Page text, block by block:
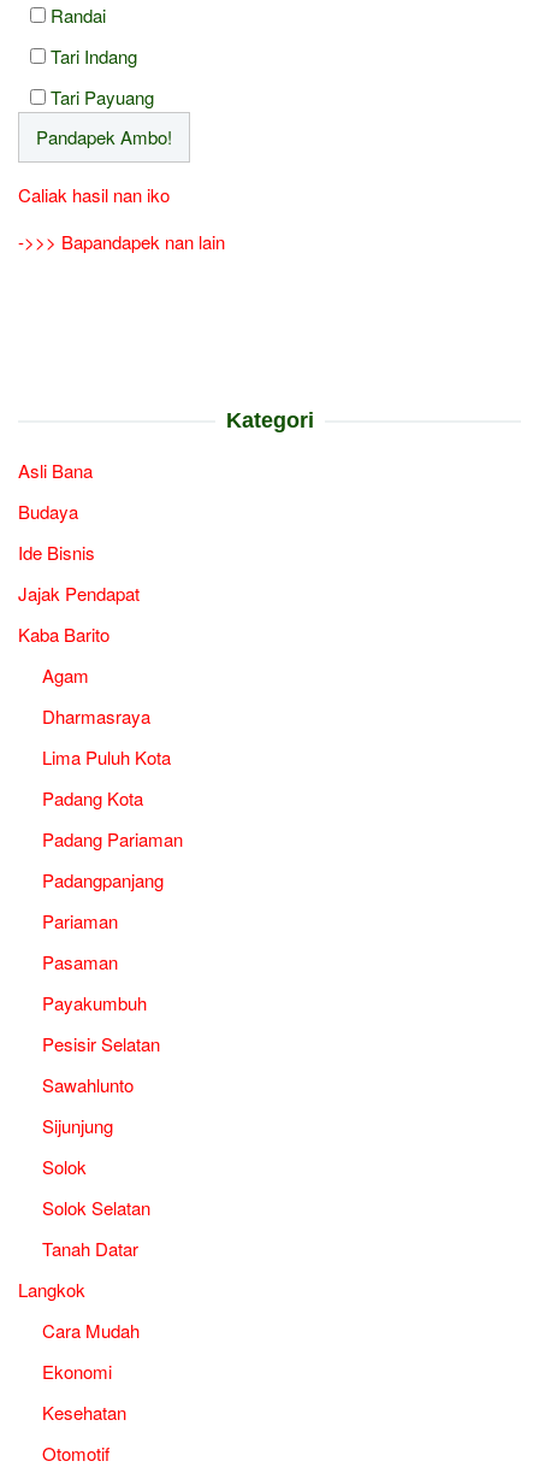
Randai
Tari Indang
Tari Payuang
Caliak hasil nan iko
->>> Bapandapek nan lain
Kategori
Asli Bana
Budaya
Ide Bisnis
Jajak Pendapat
Kaba Barito
Agam
Dharmasraya
Lima Puluh Kota
Padang Kota
Padang Pariaman
Padangpanjang
Pariaman
Pasaman
Payakumbuh
Pesisir Selatan
Sawahlunto
Sijunjung
Solok
Solok Selatan
Tanah Datar
Langkok
Cara Mudah
Ekonomi
Kesehatan
Otomotif